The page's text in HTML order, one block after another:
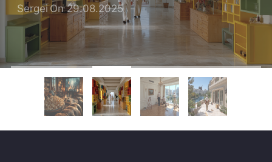
SergeiOn 29.08.2025
SergeiOn 27.08.2025